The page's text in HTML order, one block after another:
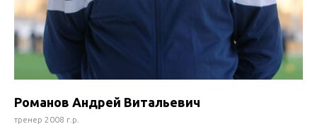
Романов Андрей Витальевич
тренер 2008 г.р.